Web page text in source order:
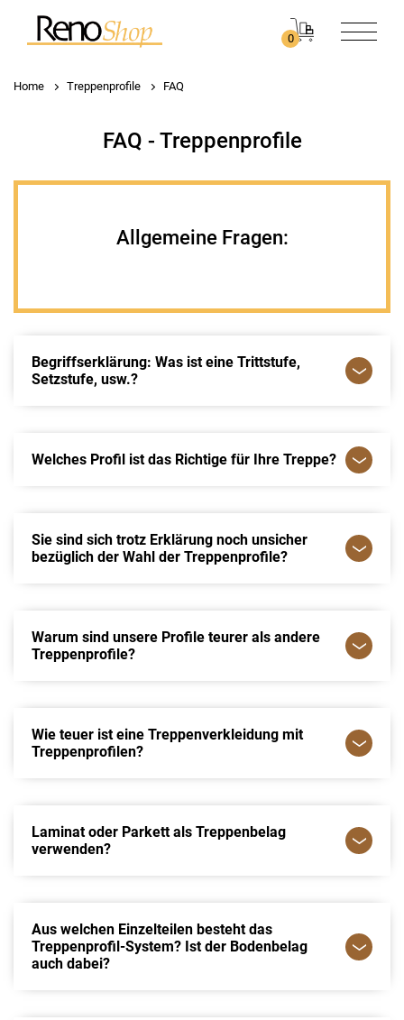
0
Home Treppenprofile FAQ
FAQ - Treppenprofile
Allgemeine Fragen:
Begriffserklärung: Was ist eine Trittstufe,
Setzstufe, usw.?
Welches Profil ist das Richtige für Ihre Treppe?
Sie sind sich trotz Erklärung noch unsicher
bezüglich der Wahl der Treppenprofile?
Warum sind unsere Profile teurer als andere
Treppenprofile?
Wie teuer ist eine Treppenverkleidung mit
Treppenprofilen?
Laminat oder Parkett als Treppenbelag
verwenden?
Aus welchen Einzelteilen besteht das
Treppenprofil-System? Ist der Bodenbelag
auch dabei?